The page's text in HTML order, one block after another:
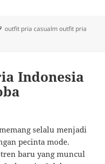
Tags
outfit pria casualm outfit pria
Indonesia
selalu menjadi
pecinta mode.
baru yang muncul